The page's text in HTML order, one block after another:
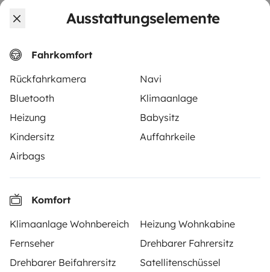
Ausstattungselemente
Fahrkomfort
Rückfahrkamera
Navi
Bluetooth
Klimaanlage
Heizung
Babysitz
Kindersitz
Auffahrkeile
Airbags
Komfort
Klimaanlage Wohnbereich
Heizung Wohnkabine
Fernseher
Drehbarer Fahrersitz
Drehbarer Beifahrersitz
Satellitenschüssel
Ähnliche Camper in der Nähe von Le
Latet
Es sind keine ähnlichen Fahrzeuge verfügbar.
Ab
70 € /Tag